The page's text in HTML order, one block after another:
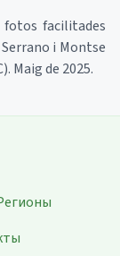
fotos facilitades
i Montse
Maig de 2025.